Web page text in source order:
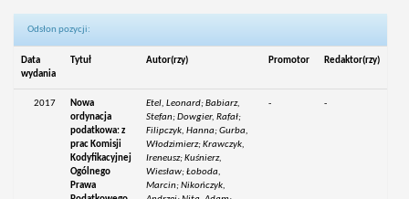
Odsłon pozycji:
Data
wydania
Tytuł Autor(rzy) Promotor Redaktor(rzy)
2017
Nowa
ordynacja
podatkowa: z
prac Komisji
Kodyfikacyjnej
Ogólnego
Prawa
Etel, Leonard; Babiarz,
Stefan; Dowgier, Rafał;
Filipczyk, Hanna; Gurba,
Włodzimierz; Krawczyk,
Ireneusz; Kuśnierz,
Wiesław; Łoboda,
Marcin; Nikończyk,
- -